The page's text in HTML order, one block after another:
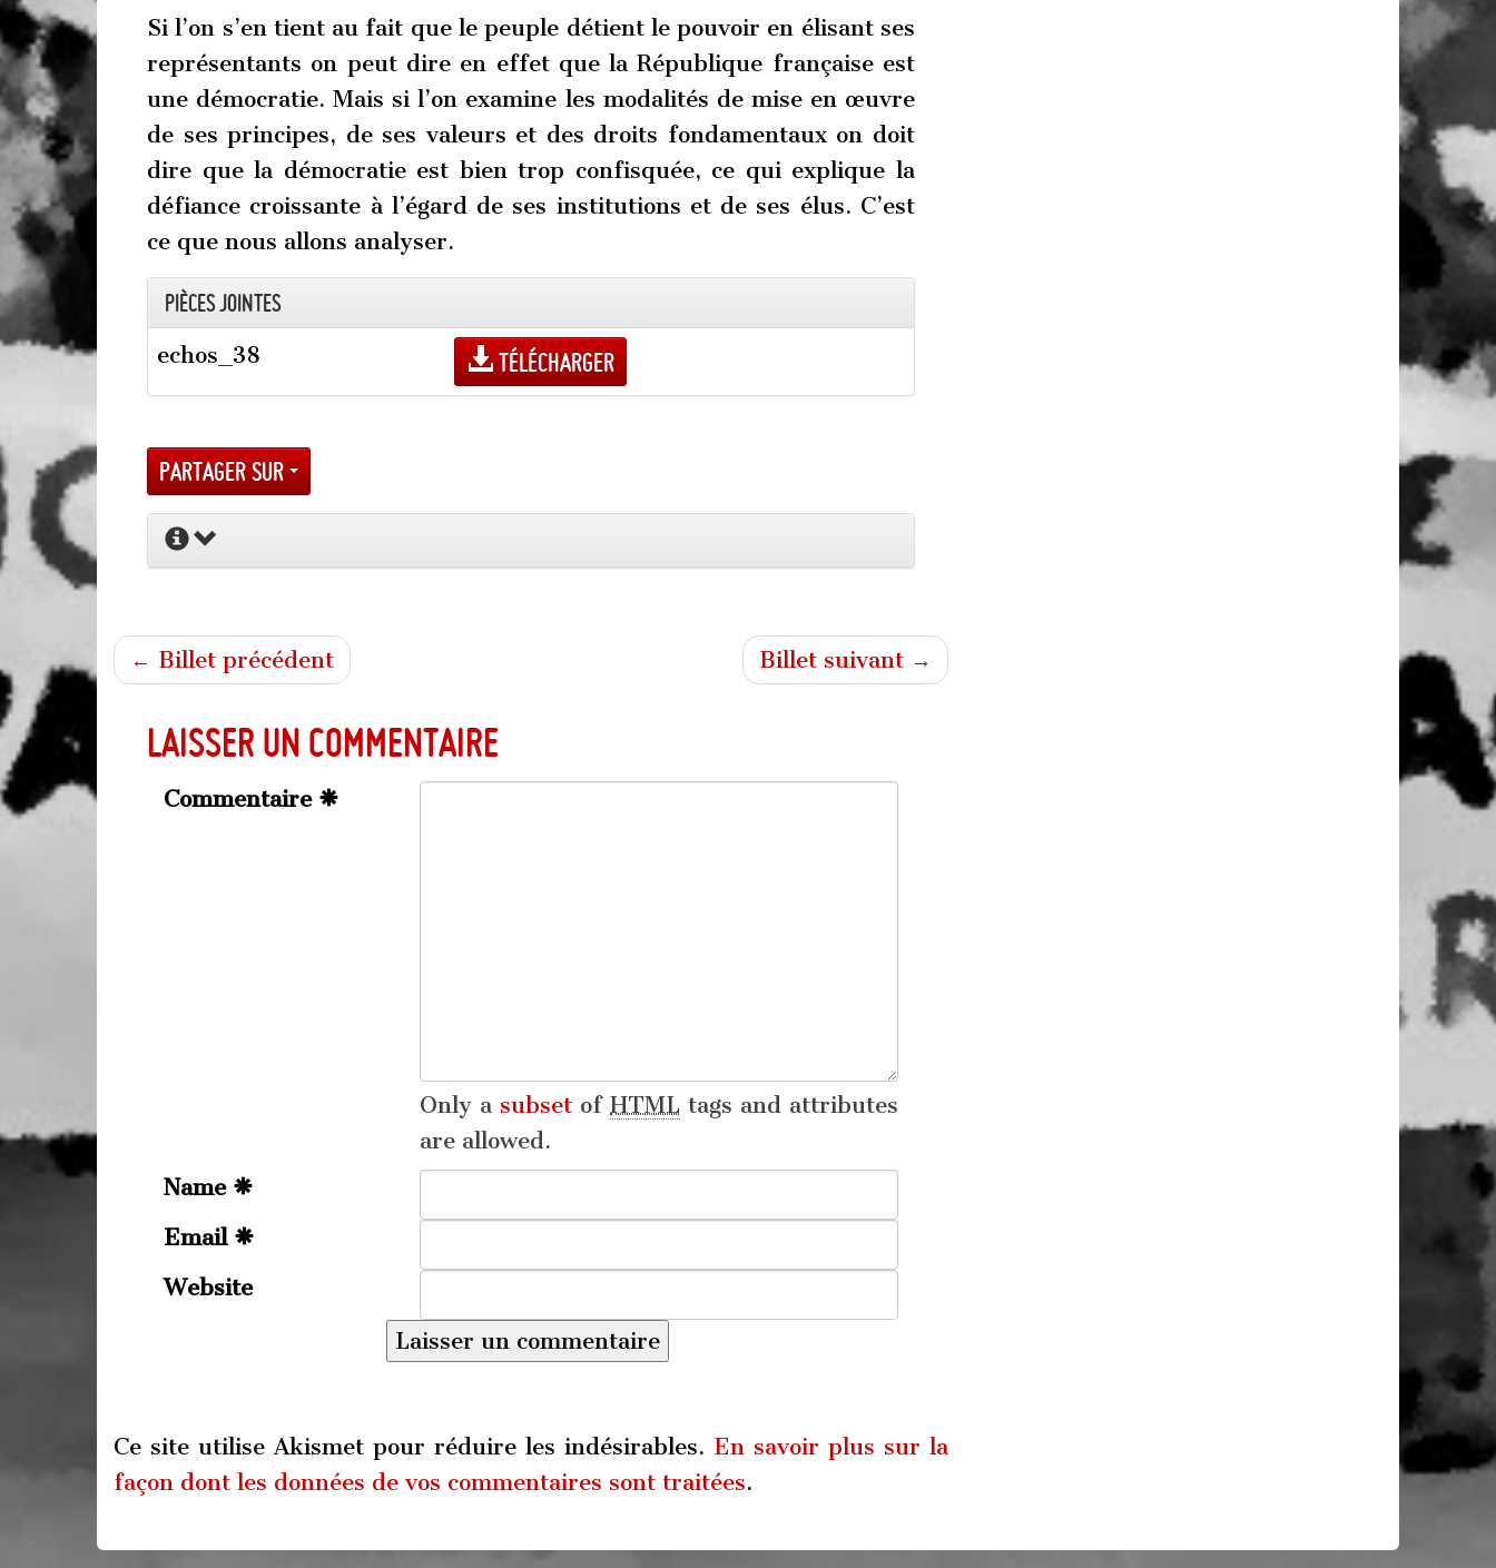
Si l’on s’en tient au fait que le peuple détient le pouvoir en élisant ses
représentants on peut dire en effet que la République française est
une démocratie. Mais si l’on examine les modalités de mise en œuvre
de ses principes, de ses valeurs et des droits fondamentaux on doit
dire que la démocratie est bien trop confisquée, ce qui explique la
défiance croissante à l’égard de ses institutions et de ses élus. C’est
ce que nous allons analyser.
Pièces jointes
echos_38
Télécharger
Partager sur
← Billet précédent Billet suivant →
Laisser un commentaire
Commentaire
Only a subset of HTML tags and attributes
are allowed.
Name
Email
Website
Ce site utilise Akismet pour réduire les indésirables. En savoir plus sur la
façon dont les données de vos commentaires sont traitées.